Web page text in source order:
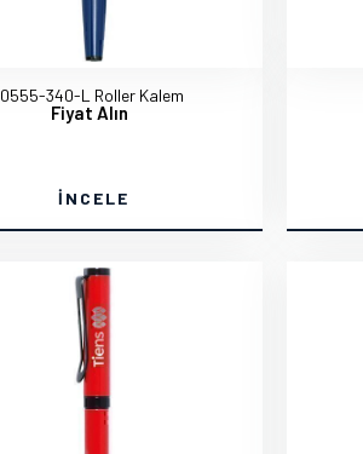
0555-340-L Roller Kalem
Fiyat Alın
İNCELE